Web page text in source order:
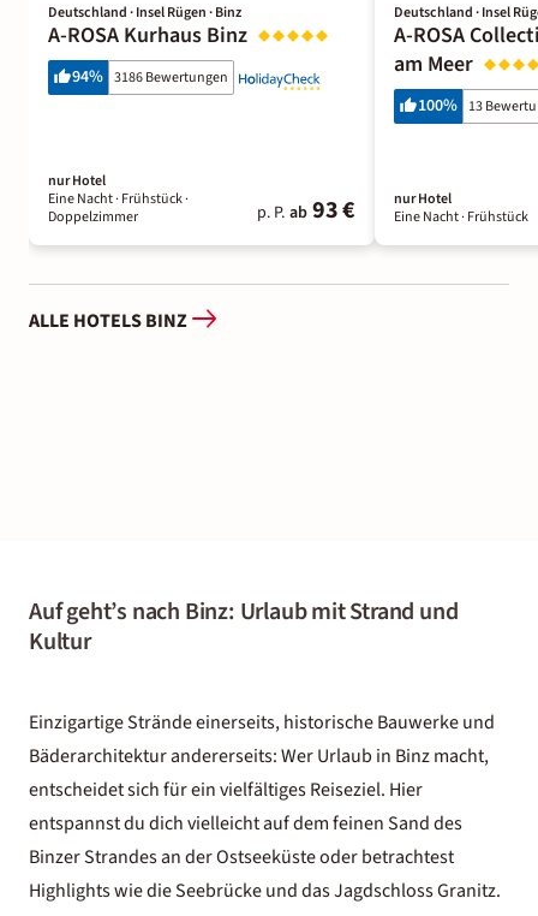
Deutschland · Insel Rügen · Binz
A-ROSA Kurhaus Binz
94% 3186 Bewertungen
nur Hotel
Eine Nacht· Frühstück·
Doppelzimmer
p. P. ab 93 €
Deutschland · Insel
A-ROSA
am Meer
100% 13
nur Hotel
Eine Nacht· Frühstück
ALLE HOTELS BINZ
Auf geht’s nach Binz: Urlaub mit Strand und
Kultur
Einzigartige Strände einerseits, historische Bauwerke und
Bäderarchitektur andererseits: Wer Urlaub in Binz macht,
entscheidet sich für ein vielfältiges Reiseziel. Hier
entspannst du dich vielleicht auf dem feinen Sand des
Binzer Strandes an der Ostseeküste oder betrachtest
Highlights wie die Seebrücke und das Jagdschloss Granitz.